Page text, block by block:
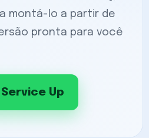
montá-lo a partir de
pronta para você
Up